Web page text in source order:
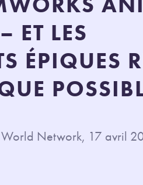
ET LES
ÉPIQUES
Network, 17 avril